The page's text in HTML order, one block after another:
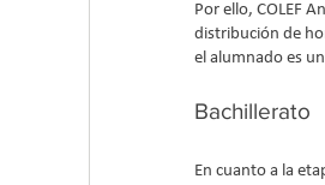
Por ello, COLEF
distribución de
el alumnado es
Bachillerato
En cuanto a la